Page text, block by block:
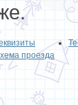
проезда